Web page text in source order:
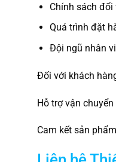
Chính sách
Quá trình đặt
Đội ngũ nhân
Đối với khách
Hỗ trợ vận
Cam kết sản